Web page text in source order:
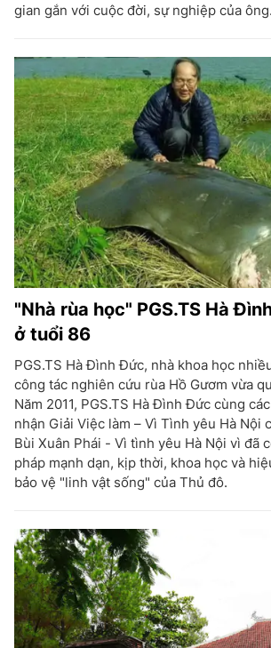
gian gắn với cuộc đời, sự nghiệp của ông.
"Nhà rùa học" PGS.TS Hà
ở tuổi 86
PGS.TS Hà Đình Đức, nhà khoa học
công tác nghiên cứu rùa Hồ Gươm vừa
Năm 2011, PGS.TS Hà Đình Đức cùng
nhận Giải Việc làm – Vì Tình yêu Hà Nội
Bùi Xuân Phái - Vì tình yêu Hà Nội vì đã
pháp mạnh dạn, kịp thời, khoa học và
bảo vệ "linh vật sống" của Thủ đô.